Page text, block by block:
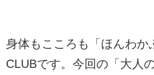
身体もこころも「ほんわか
CLUBです。今回の「大人